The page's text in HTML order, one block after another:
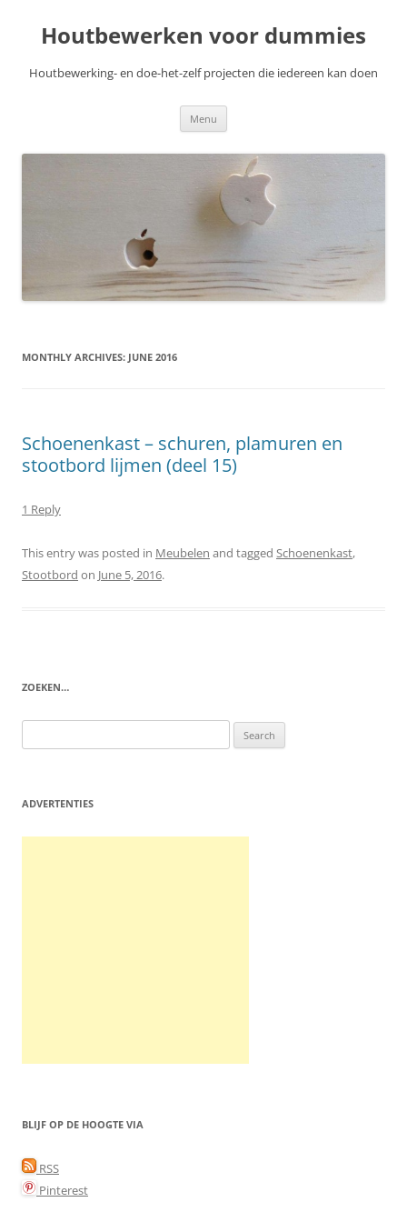
content
Houtbewerken voor dummies
Houtbewerking- en doe-het-zelf projecten die iedereen kan doen
Menu
MONTHLY ARCHIVES: JUNE 2016
Schoenenkast – schuren, plamuren en
stootbord lijmen (deel 15)
1 Reply
This entry was posted in Meubelen and tagged Schoenenkast,
Stootbord on June 5, 2016.
ZOEKEN…
for:
ADVERTENTIES
BLIJF OP DE HOOGTE VIA
RSS
Pinterest